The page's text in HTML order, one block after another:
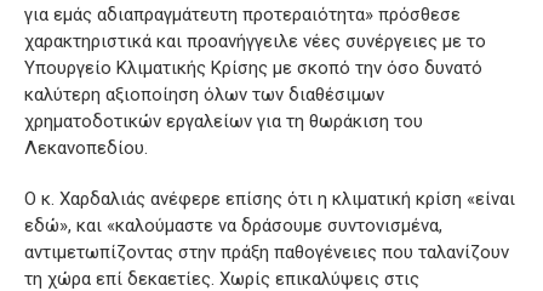
για εμάς αδιαπραγμάτευτη προτεραιότητα» πρόσθεσε
χαρακτηριστικά και προανήγγειλε νέες συνέργειες με το
Υπουργείο Κλιματικής Κρίσης με σκοπό την όσο δυνατό
καλύτερη αξιοποίηση όλων των διαθέσιμων
χρηματοδοτικών εργαλείων για τη θωράκιση του
Λεκανοπεδίου.
Ο κ. Χαρδαλιάς ανέφερε επίσης ότι η κλιματική κρίση «είναι
εδώ», και «καλούμαστε να δράσουμε συντονισμένα,
αντιμετωπίζοντας στην πράξη παθογένειες που ταλανίζουν
τη χώρα επί δεκαετίες. Χωρίς επικαλύψεις στις